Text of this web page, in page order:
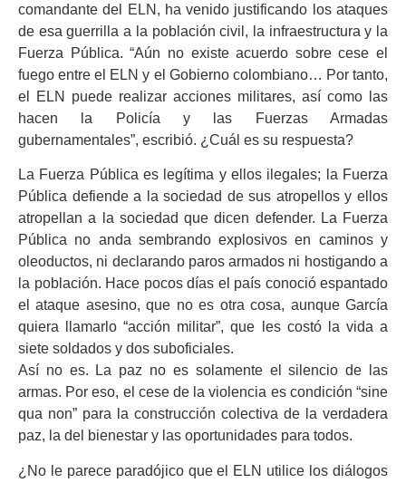
comandante del ELN, ha venido justificando los ataques
de esa guerrilla a la población civil, la infraestructura y la
Fuerza Pública. “Aún no existe acuerdo sobre cese el
fuego entre el ELN y el Gobierno colombiano… Por tanto,
el ELN puede realizar acciones militares, así como las
hacen la Policía y las Fuerzas Armadas
gubernamentales”, escribió. ¿Cuál es su respuesta?
La Fuerza Pública es legítima y ellos ilegales; la Fuerza
Pública defiende a la sociedad de sus atropellos y ellos
atropellan a la sociedad que dicen defender. La Fuerza
Pública no anda sembrando explosivos en caminos y
oleoductos, ni declarando paros armados ni hostigando a
la población. Hace pocos días el país conoció espantado
el ataque asesino, que no es otra cosa, aunque García
quiera llamarlo “acción militar”, que les costó la vida a
siete soldados y dos suboficiales.
Así no es. La paz no es solamente el silencio de las
armas. Por eso, el cese de la violencia es condición “sine
qua non” para la construcción colectiva de la verdadera
paz, la del bienestar y las oportunidades para todos.
¿No le parece paradójico que el ELN utilice los diálogos